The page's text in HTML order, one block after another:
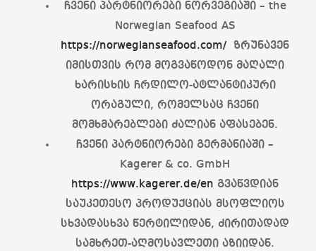
ჩვენი პარტნიორები ნორვეგიაში – the
Norwegian Seafood AS
https://norwegianseafood.com/ ზრუნავენ
იმისთვის რომ მოგვაწოდონ მაღალი
ხარისხის ჩრდილო-ატლანტიკური
ორაგული, რომელსაც ჩვენი
მომხმარებლები ძალიან აფასებენ.
ჩვენი პარტნიორები გერმანიაში –
Kagerer & co. GmbH
https://www.kagerer.de/en გვაწვდიან
საუკეთესო პროდუქციას მსოფლიოს
სხვადასხვა წერტილიდან, ძირითადად
სამხრეთ-აღმოსავლეთი აზიიდან.